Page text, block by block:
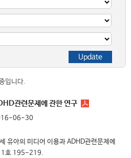
입니다.
관련문제에 관한 연구
06-30
아의 미디어 이용과 ADHD관련문제에
1호 195-219.